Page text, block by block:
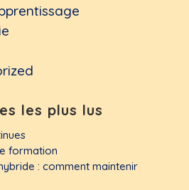
les plus lus
formation
: comment maintenir